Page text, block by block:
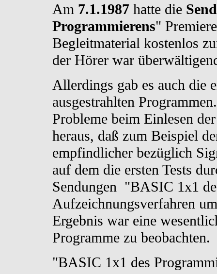
Am 7.1.1987 hatte die
Programmierens"
Begleitmaterial kostenlos
der Hörer war
Allerdings gab es auch die
ausgestrahlten
Probleme beim Einlesen
heraus, daß zum Beispiel
empfindlicher bezüglich
auf dem die ersten Tests
Sendungen "BASIC 1x1
Aufzeichnungsverfahren
Ergebnis war eine
Programme zu beobachten.
"BASIC 1x1 des